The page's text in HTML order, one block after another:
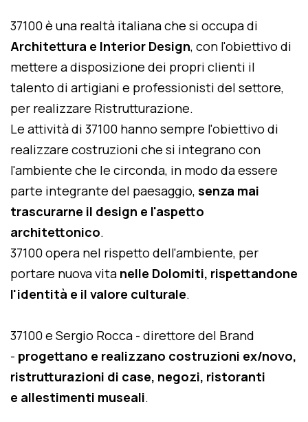
37100 è una realtà italiana che si occupa di
Architettura e Interior Design, con l'obiettivo di
mettere a disposizione dei propri clienti il
talento di artigiani e professionisti del settore,
per realizzare Ristrutturazione.
Le attività di 37100 hanno sempre l'obiettivo di
realizzare costruzioni che si integrano con
l'ambiente che le circonda, in modo da essere
parte integrante del paesaggio, senza mai
trascurarne il design e l'aspetto
architettonico.
37100 opera nel rispetto dell'ambiente, per
portare nuova vita nelle Dolomiti, rispettandone
l'identità e il valore culturale.
37100 e Sergio Rocca - direttore del Brand
- progettano e realizzano costruzioni ex/novo,
ristrutturazioni di case, negozi, ristoranti
e allestimenti museali.